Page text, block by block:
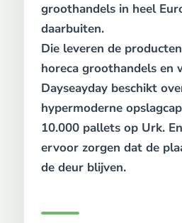
groothandels in heel
daarbuiten.
Die leveren de
horeca groothandels en
Dayseayday beschikt
hypermoderne
10.000 pallets op Urk.
ervoor zorgen dat de
de deur blijven.